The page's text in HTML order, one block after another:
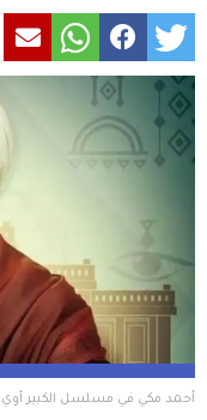
أحمد مكي في مسلسل الكبير أوي